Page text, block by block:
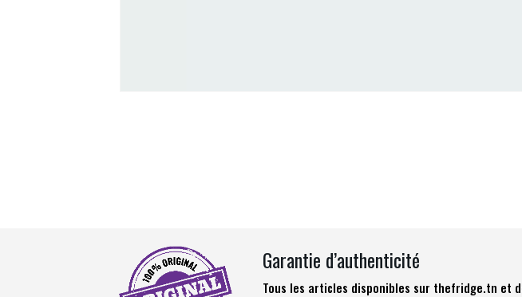
Garantie d’authenticité
Tous les articles disponibles sur thefridge.tn et